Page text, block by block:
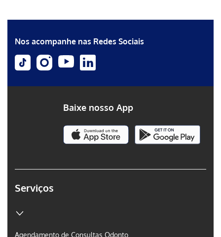
Nos acompanhe nas Redes Sociais
Serviços
Agendamento de Consultas Odonto
Baixe nosso App